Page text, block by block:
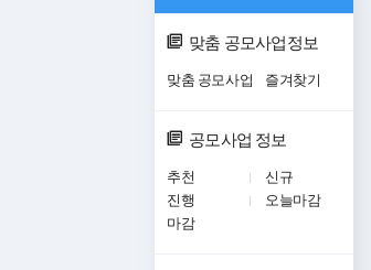
맞춤 공모사업정보
맞춤 공모사업 즐겨찾기
공모사업 정보
추천
신규
진행
오늘마감
마감